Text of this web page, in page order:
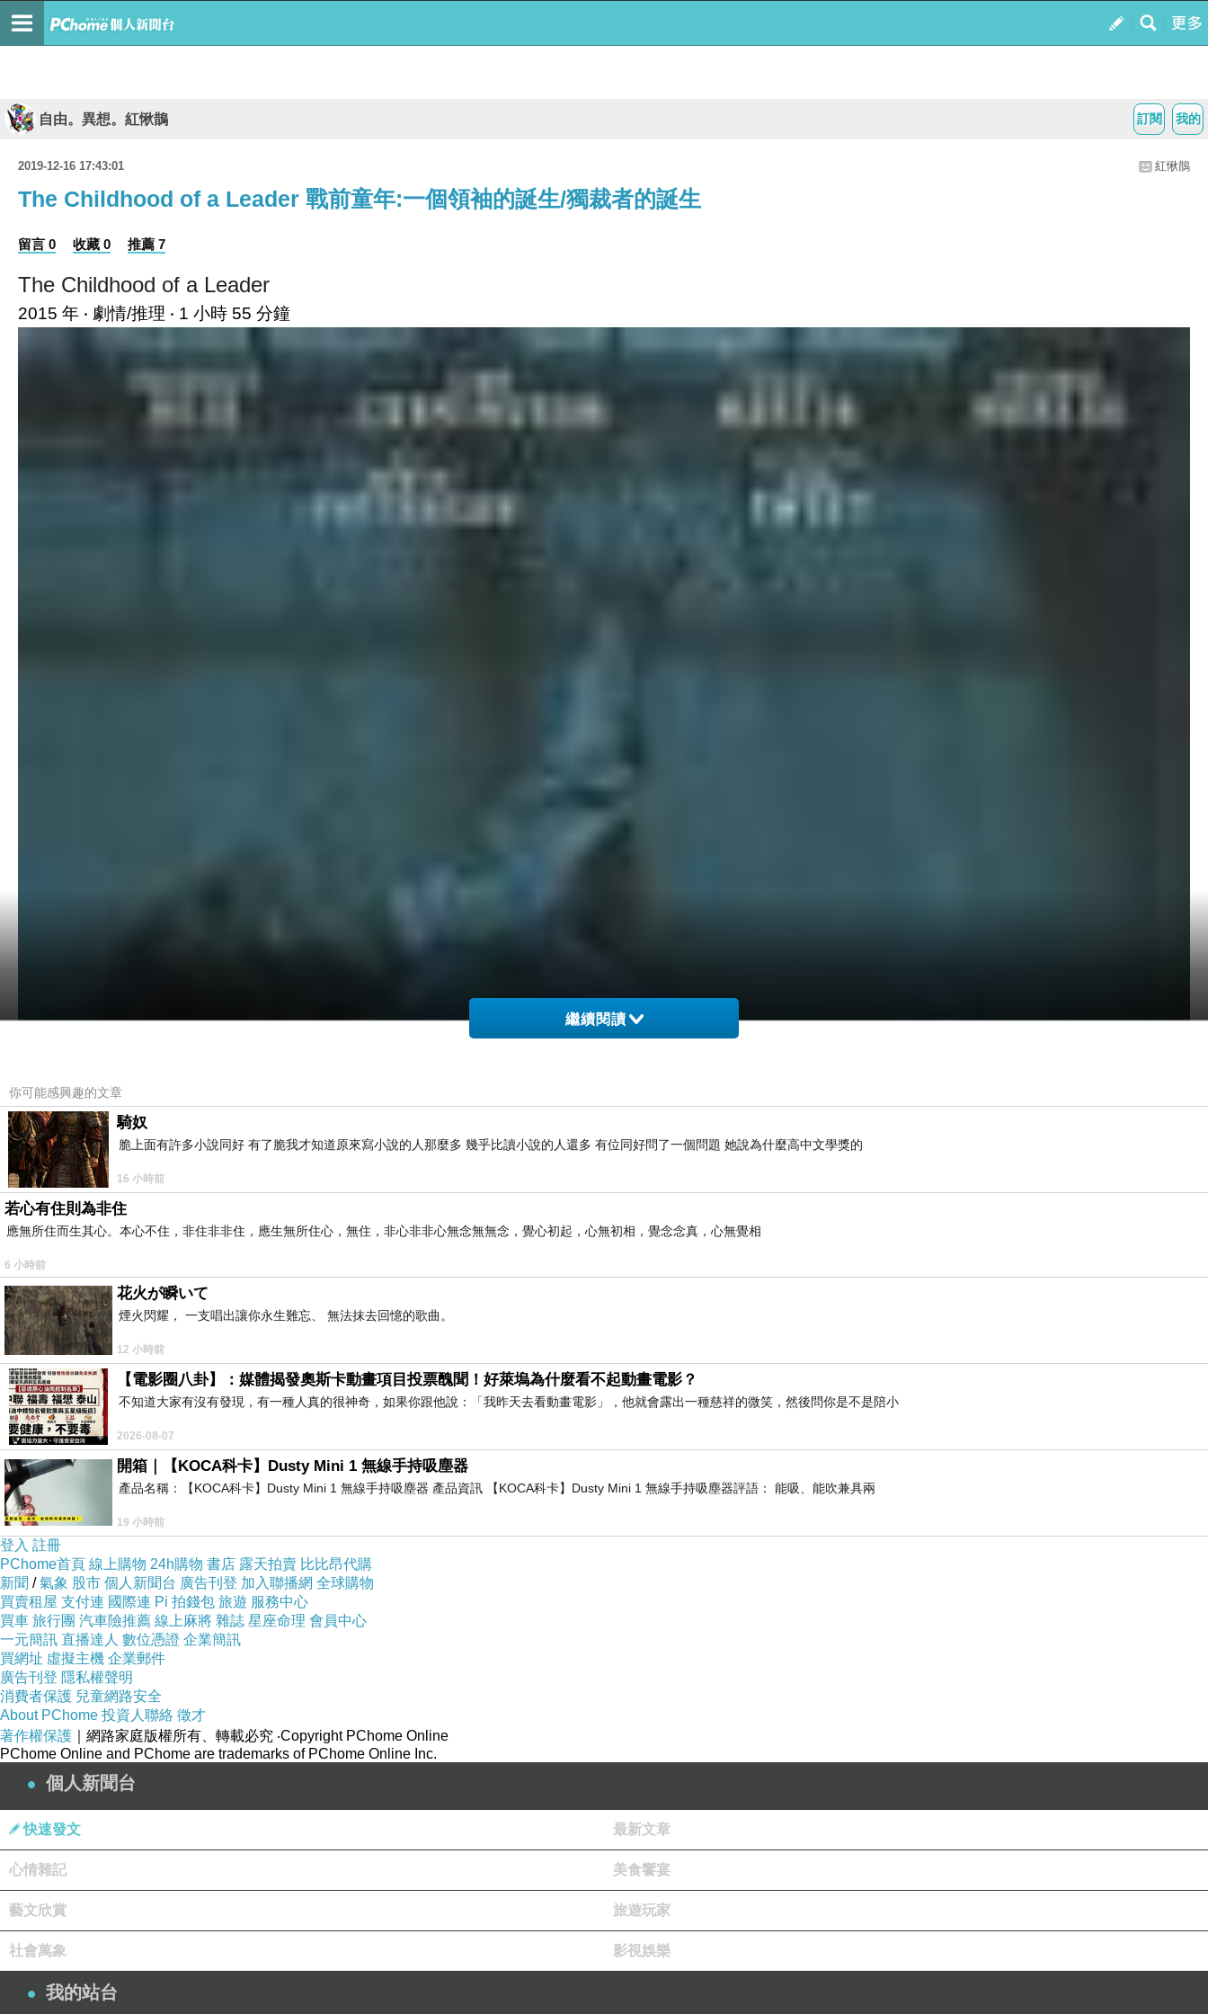
我的
訂閱
自由。異想。紅愀鵲
2019-12-16 17:43:01 紅愀鵲
The Childhood of a Leader 戰前童年:一個領袖的誕生/獨裁者的誕生
留言 0 收藏 0 推薦 7
The Childhood of a Leader
2015 年 ‧ 劇情/推理 ‧ 1 小時 55 分鐘
繼續閱讀
你可能感興趣的文章
騎奴
脆上面有許多小說同好 有了脆我才知道原來寫小說的人那麼多 幾乎比讀小說的人還多 有位同好問了一個問題 她說為什麼高中文學獎的
16 小時前
若心有住則為非住
應無所住而生其心。本心不住，非住非非住，應生無所住心，無住，非心非非心無念無無念，覺心初起，心無初相，覺念念真，心無覺相
6 小時前
花火が瞬いて
煙火閃耀， 一支唱出讓你永生難忘、 無法抹去回憶的歌曲。
12 小時前
【電影圈八卦】：媒體揭發奧斯卡動畫項目投票醜聞！好萊塢為什麼看不起動畫電影？
不知道大家有沒有發現，有一種人真的很神奇，如果你跟他說：「我昨天去看動畫電影」，他就會露出一種慈祥的微笑，然後問你是不是陪小
2026-08-07
開箱｜【KOCA科卡】Dusty Mini 1 無線手持吸塵器
產品名稱：【KOCA科卡】Dusty Mini 1 無線手持吸塵器 產品資訊 【KOCA科卡】Dusty Mini 1 無線手持吸塵器評語： 能吸、能吹兼具兩
19 小時前
登入 註冊
PChome首頁 線上購物 24h購物 書店 露天拍賣 比比昂代購
新聞 /氣象 股市 個人新聞台 廣告刊登 加入聯播網 全球購物
買賣租屋 支付連 國際連 Pi 拍錢包 旅遊 服務中心
買車 旅行團 汽車險推薦 線上麻將 雜誌 星座命理 會員中心
一元簡訊 直播達人 數位憑證 企業簡訊
買網址 虛擬主機 企業郵件
廣告刊登 隱私權聲明
消費者保護 兒童網路安全
About PChome 投資人聯絡 徵才
著作權保護 ｜網路家庭版權所有、轉載必究 ‧Copyright PChome Online
PChome Online and PChome are trademarks of PChome Online Inc.
個人新聞台
快速發文 最新文章
心情雜記 美食饗宴
藝文欣賞 旅遊玩家
社會萬象 影視娛樂
我的站台